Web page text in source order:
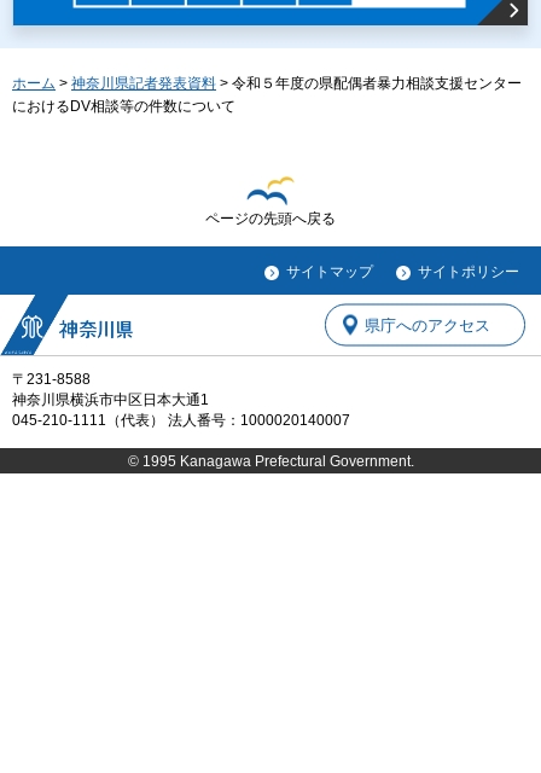
ホーム > 神奈川県記者発表資料 > 令和５年度の県配偶者暴力相談支援センター
におけるDV相談等の件数について
ページの先頭へ戻る
サイトマップ サイトポリシー
〒231-8588
神奈川県横浜市中区日本大通1
045-210-1111（代表） 法人番号：1000020140007
県庁へのアクセス
© 1995 Kanagawa Prefectural Government.